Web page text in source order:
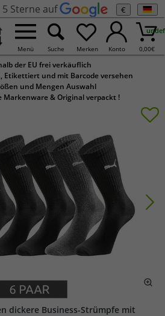
5 Sterne auf €
Menü Suche Merken Konto 0,00€
der EU frei verkäuflich
Etikettiert und mit Barcode versehen
und Mengen Auswahl
Markenware & Original verpackt !
dickere Business-Strümpfe mit